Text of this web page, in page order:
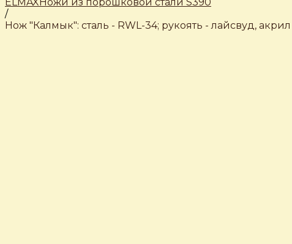
/
Нож "Калмык": сталь - RWL-34; рукоять - лайсвуд, акрил